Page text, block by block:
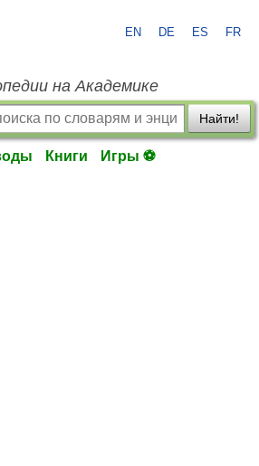
EN DE ES FR
на Академике
Найти!
Книги Игры ⚽